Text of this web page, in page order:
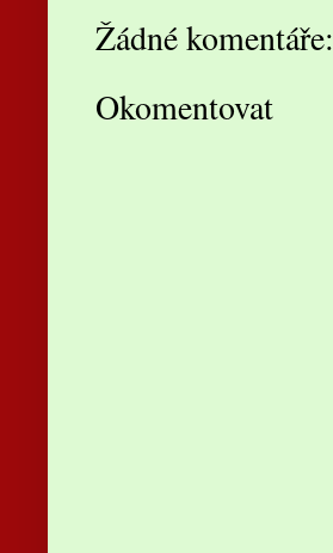
Žádné komentáře:
Okomentovat